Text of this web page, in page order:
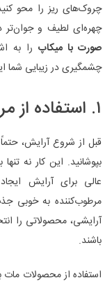
چروک‌های ریز را محو
چهره‌ای لطیف و
صورت با میکاپ را به
چشمگیری در زیبایی شما
۱. استفاده از مرطوب‌کننده
قبل از شروع آرایش،
بپوشانید. این کار نه
عالی برای آرایش
مرطوب‌کننده به خوبی
آرایشی، محصولاتی را
باشند.
استفاده از محصولات